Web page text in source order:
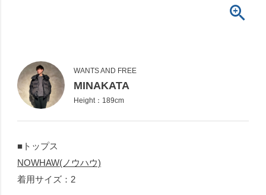
WANTS AND FREE
MINAKATA
Height：189cm
■トップス
NOWHAW(ノウハウ)
着用サイズ：2